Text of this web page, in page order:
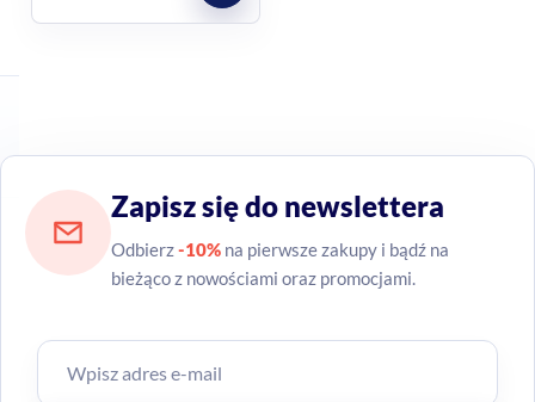
Zapisz się do newslettera
Odbierz-10% na pierwsze zakupy i bądź na
bieżąco z nowościami oraz promocjami.